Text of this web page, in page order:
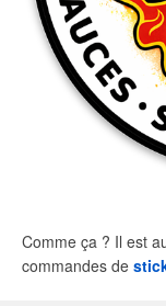
Comme ça ? Il est
commandes de